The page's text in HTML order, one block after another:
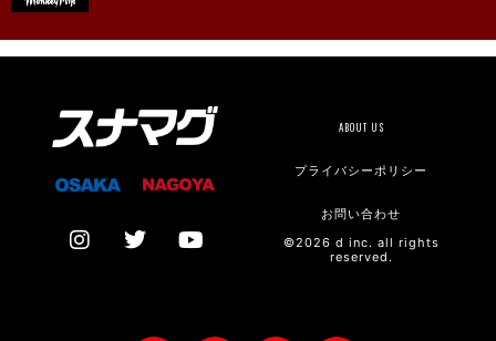
ABOUT US
プライバシーポリシー
お問い合わせ
©2026 d inc. all rights
reserved.